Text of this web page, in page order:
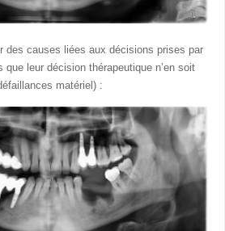
des causes liées aux décisions prises par
leur décision thérapeutique n’en soit
matériel) :